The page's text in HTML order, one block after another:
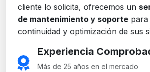
cliente lo solicita, ofrecemos un
de mantenimiento y soporte
continuidad y optimización de sus
Experiencia
Más de 25 años en el mercado